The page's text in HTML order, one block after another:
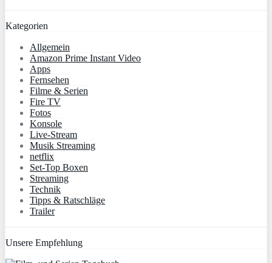
Kategorien
Allgemein
Amazon Prime Instant Video
Apps
Fernsehen
Filme & Serien
Fire TV
Fotos
Konsole
Live-Stream
Musik Streaming
netflix
Set-Top Boxen
Streaming
Technik
Tipps & Ratschläge
Trailer
Unsere Empfehlung